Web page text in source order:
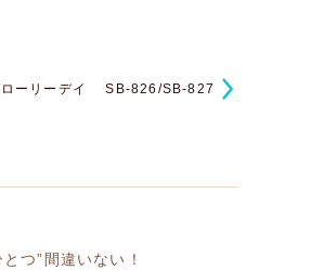
ローリーデイ SB-826/SB-827
つ”間違いない！